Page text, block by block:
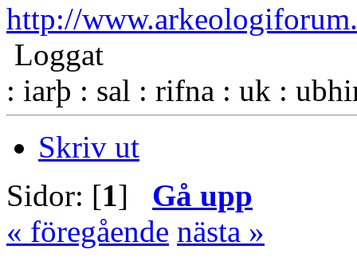
http://
Loggat
: iarþ : sal : rifna : uk :
Skriv ut
Sidor: [1] Gå upp
« föregående nästa »